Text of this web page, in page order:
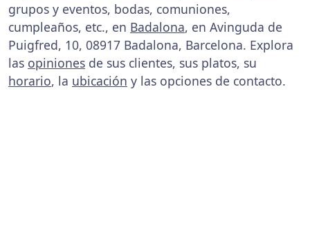
grupos y eventos, bodas, comuniones,
cumpleaños, etc., en Badalona, en Avinguda de
Puigfred, 10, 08917 Badalona, Barcelona. Explora
las opiniones de sus clientes, sus platos, su
horario, la ubicación y las opciones de contacto.